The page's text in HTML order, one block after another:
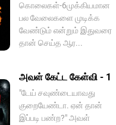
கொலைகள்-6முக்கியமான
பல வேலைகளை முடிக்க
வேண்டும் என்றும் இதுவரை
தான் செய்த ஆர...
அவள் கேட்ட கேள்வி - 1
"டேய் சவுண்டையாவது
குறையேண்டா. ஏன் தான்
இப்படி பண்ற?" அவள்